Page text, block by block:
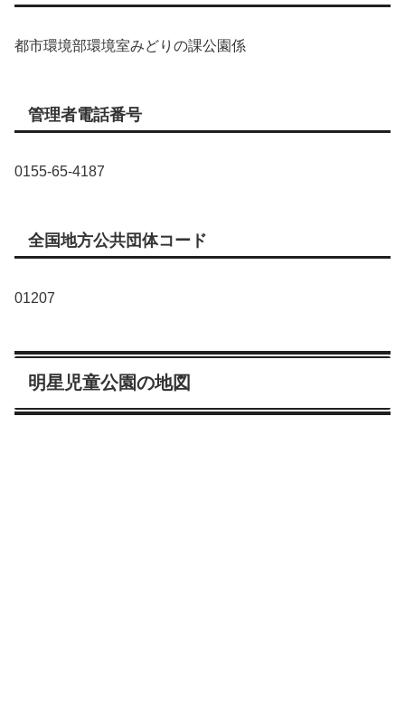
都市環境部環境室みどりの課公園係
管理者電話番号
0155-65-4187
全国地方公共団体コード
01207
明星児童公園の地図